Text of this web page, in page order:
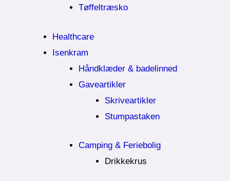
Tøffeltræsko
Healthcare
Isenkram
Håndklæder & badelinned
Gaveartikler
Skriveartikler
Stumpastaken
Camping & Feriebolig
Drikkekrus